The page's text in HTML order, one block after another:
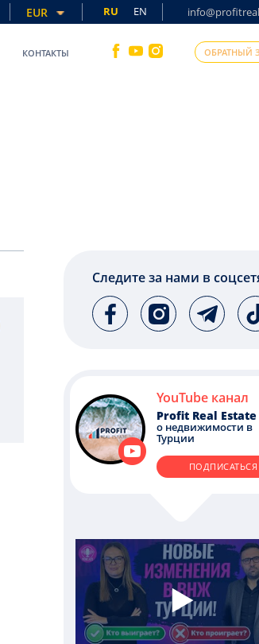
EUR RU EN
КОНТАКТЫ ОБРАТНЫЙ
Следите за нами в
YouTube канал
Profit Real Estate
о недвижимости в
Турции
ПОДПИСАТЬСЯ